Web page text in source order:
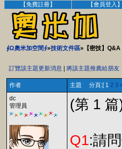
【免費註冊】 【會員登入】
∮Ω奧米加空間∮»技術文件區»【密技】Q&A
訂覽該主題更新消息 將該主題推薦給朋友
作者 主題 分頁:[ 1 2 3
dc
管理員
(第 1 篇
Q1:請